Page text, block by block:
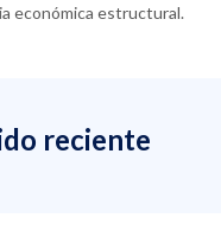
económica estructural.
reciente